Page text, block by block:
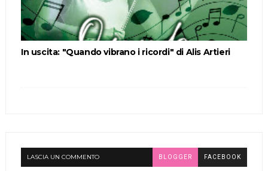
In uscita: "Quando vibrano i ricordi" di Alis Artieri
LASCIA UN COMMENTO BLOGGER FACEBOOK